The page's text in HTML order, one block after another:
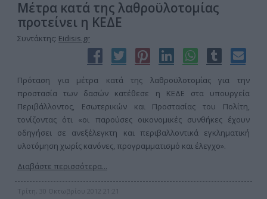
Μέτρα κατά της λαθροϋλοτομίας
προτείνει η ΚΕΔΕ
Συντάκτης: Eidisis.gr
Πρόταση για μέτρα κατά της λαθροϋλοτομίας για την
προστασία των δασών κατέθεσε η ΚΕΔΕ στα υπουργεία
Περιβάλλοντος, Εσωτερικών και Προστασίας του Πολίτη,
τονίζοντας ότι «οι παρούσες οικονομικές συνθήκες έχουν
οδηγήσει σε ανεξέλεγκτη και περιβαλλοντικά εγκληματική
υλοτόμηση χωρίς κανόνες, προγραμματισμό και έλεγχο».
Διαβάστε περισσότερα...
Τρίτη, 30 Οκτωβρίου 2012 21:21